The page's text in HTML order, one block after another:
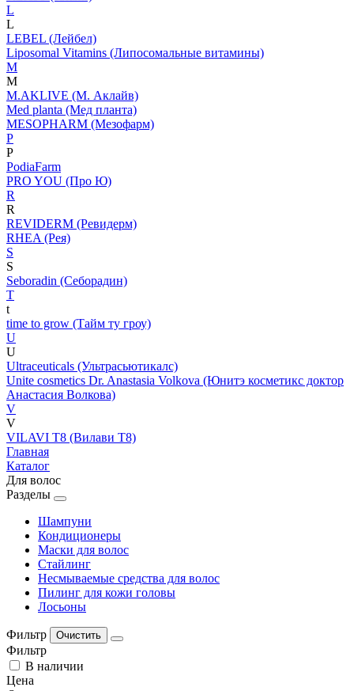
L
L
LEBEL (Лейбел)
Liposomal Vitamins (Липосомальные витамины)
M
M
M.AKLIVE (М. Аклайв)
Med planta (Мед планта)
MESOPHARM (Мезофарм)
P
P
PodiaFarm
PRO YOU (Про Ю)
R
R
REVIDERM (Ревидерм)
RHEA (Рея)
S
S
Seboradin (Себорадин)
T
t
time to grow (Тайм ту гроу)
U
U
Ultraceuticals (Ультрасьютикалс)
Unite cosmetics Dr. Anastasia Volkova (Юнитэ косметикс доктор
Анастасия Волкова)
V
V
VILAVI T8 (Вилави Т8)
Главная
Каталог
Для волос
Разделы
Шампуни
Кондиционеры
Маски для волос
Стайлинг
Несмываемые средства для волос
Пилинг для кожи головы
Лосьоны
Фильтр
Фильтр
В наличии
Цена